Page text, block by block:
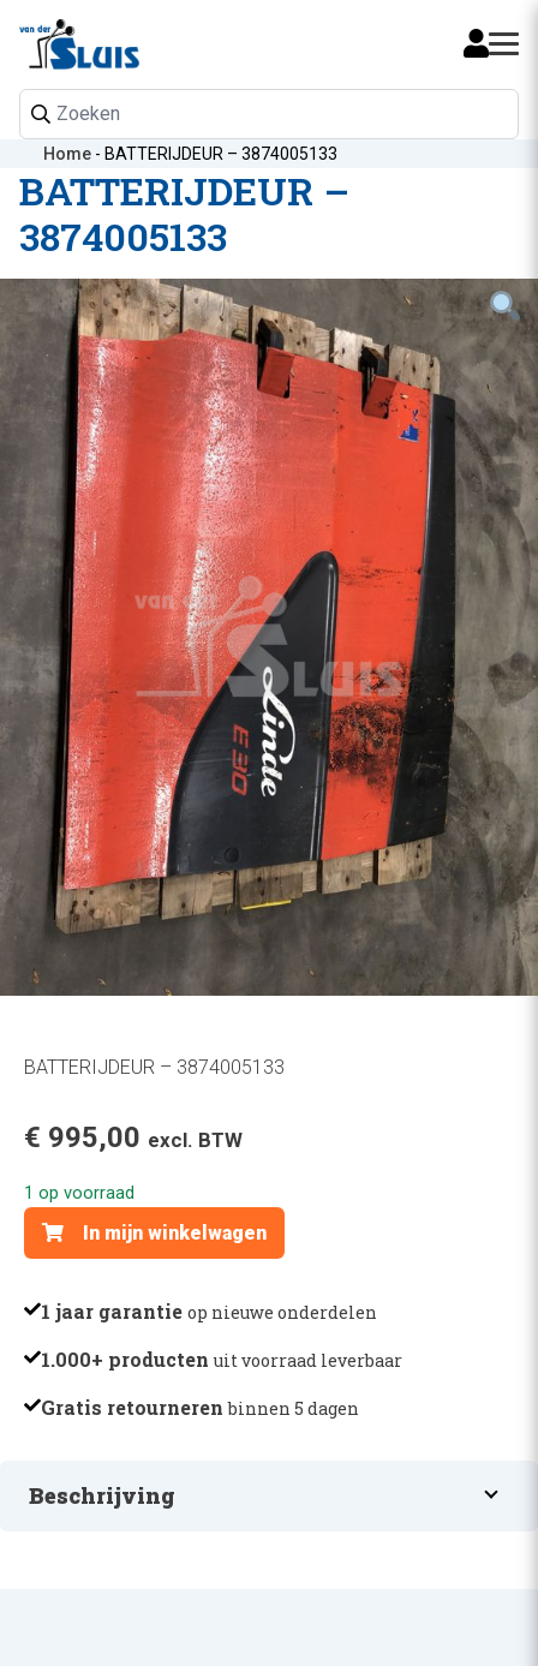
Mijn
Home - BATTERIJDEUR – 3874005133
BATTERIJDEUR –
3874005133
BATTERIJDEUR – 3874005133
€ 995,00 excl. BTW
1 op voorraad
BATTERIJDEUR
-
aantal
In mijn winkelwagen
1 jaar garantie op nieuwe onderdelen
1.000+ producten uit voorraad leverbaar
Gratis retournerenbinnen 5 dagen
Beschrijving